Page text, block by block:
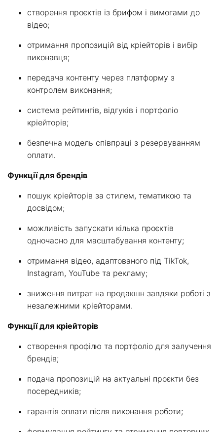
створення проєктів із брифом і вимогами до
відео;
отримання пропозицій від кріейторів і вибір
виконавця;
передача контенту через платформу з
контролем виконання;
система рейтингів, відгуків і портфоліо
кріейторів;
безпечна модель співпраці з резервуванням
оплати.
Функції для брендів
пошук кріейторів за стилем, тематикою та
досвідом;
можливість запускати кілька проєктів
одночасно для масштабування контенту;
отримання відео, адаптованого під TikTok,
Instagram, YouTube та рекламу;
зниження витрат на продакшн завдяки роботі з
незалежними кріейторами.
Функції для кріейторів
створення профілю та портфоліо для залучення
брендів;
подача пропозицій на актуальні проєкти без
посередників;
гарантія оплати після виконання роботи;